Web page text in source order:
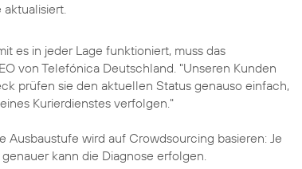
es in jeder Lage funktioniert, muss das
von Telefónica Deutschland. "Unseren Kunden
prüfen sie den aktuellen Status genauso einfach,
Kurierdienstes verfolgen."
wird auf Crowdsourcing basieren: Je
kann die Diagnose erfolgen.